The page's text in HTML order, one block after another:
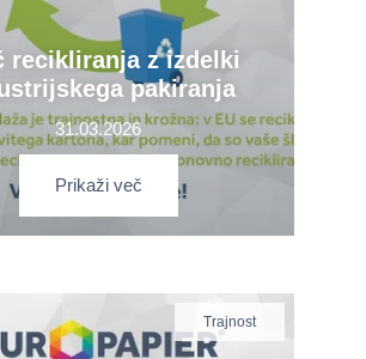
recikliranja z izdelki
pakiranja
31.03.2026
Prikaži več
Trajnost